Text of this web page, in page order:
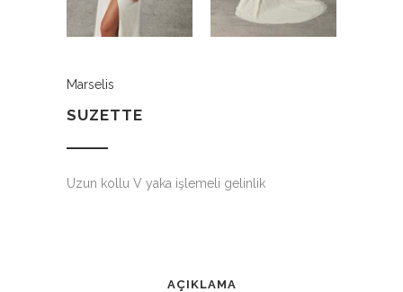
Marselis
SUZETTE
Uzun kollu V yaka işlemeli gelinlik
AÇIKLAMA